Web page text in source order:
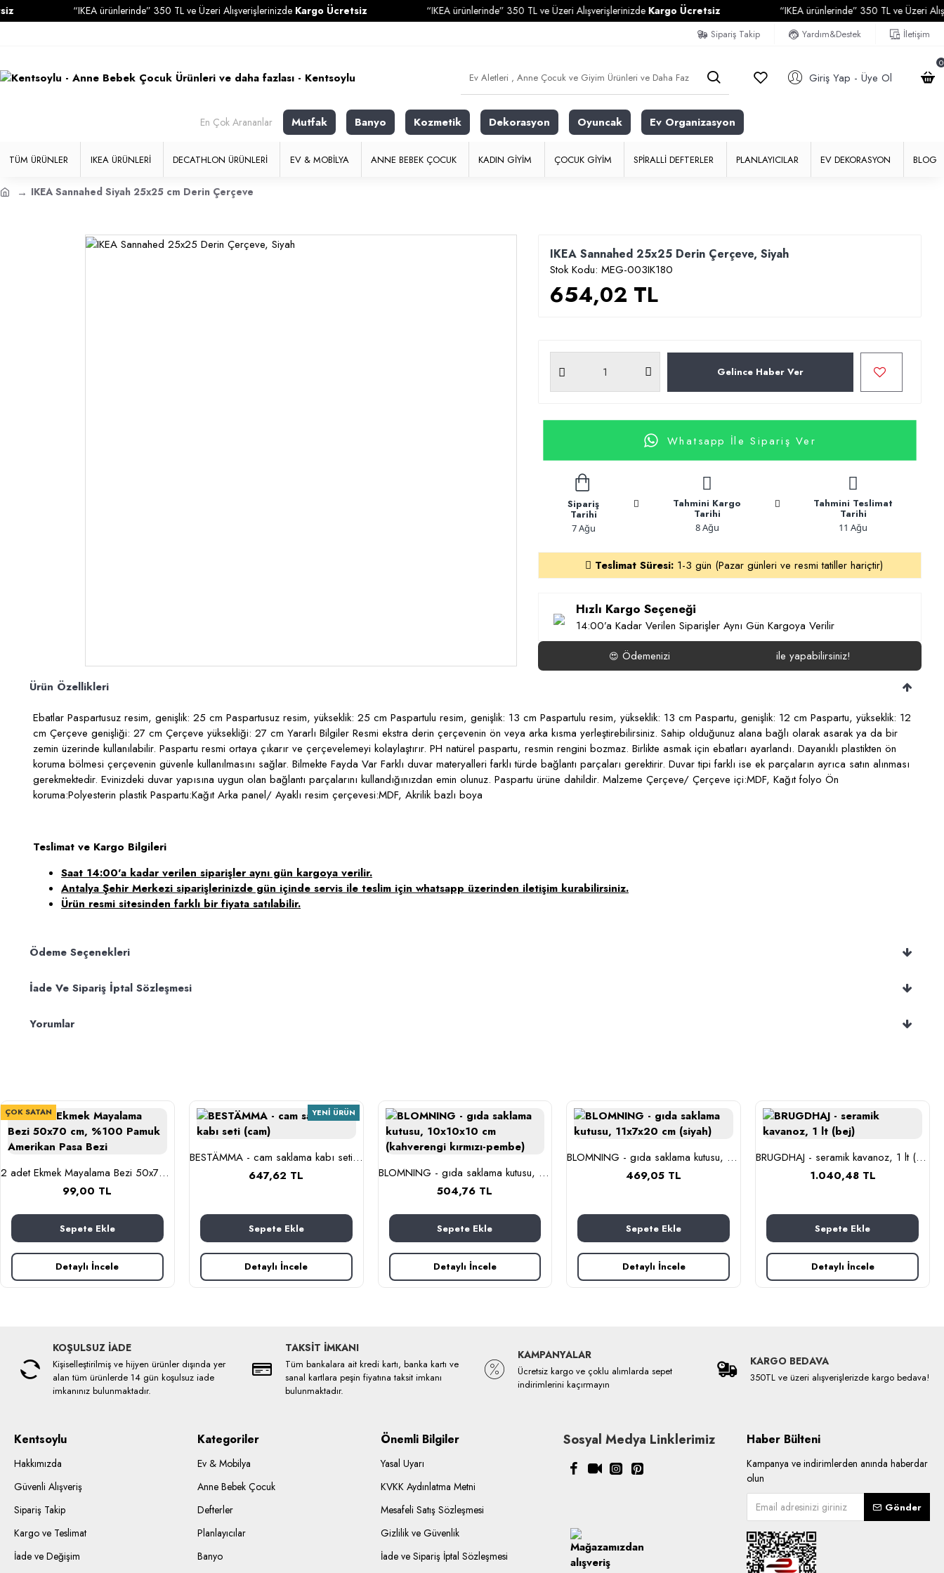
“IKEA ürünlerinde” 350 TL ve Üzeri AlışverişlerinizdeKargo Ücretsiz “IKEA ürünlerinde” 350 TL ve Üzeri AlışverişlerinizdeKargo Ücretsiz “IKEA ürünlerinde” 350 TL ve Üzeri
Sipariş Takip Yardım&Destek İletişim
Giriş Yap - Üye Ol
0
En Çok Arananlar Mutfak Banyo Kozmetik Dekorasyon Oyuncak Ev Organizasyon
TÜM ÜRÜNLER IKEA ÜRÜNLERI DECATHLON ÜRÜNLERI EV & MOBILYA ANNE BEBEK ÇOCUK KADIN GIYIM ÇOCUK GIYIM SPIRALLI DEFTERLER PLANLAYICILAR EV DEKORASYON BLOG
IKEA Sannahed Siyah 25x25 cm Derin Çerçeve
IKEA Sannahed 25x25 Derin Çerçeve, Siyah
Stok Kodu: MEG-003IK180
654,02 TL
Gelince Haber Ver
Whatsapp İle Sipariş Ver
Sipariş
Tarihi
7 Ağu
Tahmini Kargo
Tarihi
8 Ağu
Tahmini Teslimat
Tarihi
11 Ağu
Teslimat Süresi: 1-3 gün (Pazar günleri ve resmi tatiller hariçtir)
Hızlı Kargo Seçeneği
14:00’a Kadar Verilen Siparişler Aynı Gün Kargoya Verilir
😍 Ödemenizi
ile yapabilirsiniz!
Ürün Özellikleri
Ebatlar Paspartusuz resim, genişlik: 25 cm Paspartusuz resim, yükseklik: 25 cm Paspartulu resim, genişlik: 13 cm Paspartulu resim, yükseklik: 13 cm Paspartu, genişlik: 12 cm Paspartu, yükseklik: 12
cm Çerçeve genişliği: 27 cm Çerçeve yüksekliği: 27 cm Yararlı Bilgiler Resmi ekstra derin çerçevenin ön veya arka kısma yerleştirebilirsiniz. Sahip olduğunuz alana bağlı olarak asarak ya da bir
zemin üzerinde kullanılabilir. Paspartu resmi ortaya çıkarır ve çerçevelemeyi kolaylaştırır. PH natürel paspartu, resmin rengini bozmaz. Birlikte asmak için ebatları ayarlandı. Dayanıklı plastikten ön
koruma bölmesi çerçevenin güvenle kullanılmasını sağlar. Bilmekte Fayda Var Farklı duvar materyalleri farklı türde bağlantı parçaları gerektirir. Duvar tipi farklı ise ek parçaların ayrıca satın alınması
gerekmektedir. Evinizdeki duvar yapısına uygun olan bağlantı parçalarını kullandığınızdan emin olunuz. Paspartu ürüne dahildir. Malzeme Çerçeve/ Çerçeve içi:MDF, Kağıt folyo Ön
koruma:Polyesterin plastik Paspartu:Kağıt Arka panel/ Ayaklı resim çerçevesi:MDF, Akrilik bazlı boya
Teslimat ve Kargo Bilgileri
Saat 14:00'a kadar verilen siparişler aynı gün kargoya verilir.
Antalya Şehir Merkezi siparişlerinizde gün içinde servis ile teslim için whatsapp üzerinden iletişim kurabilirsiniz.
Ürün resmi sitesinden farklı bir fiyata satılabilir.
Ödeme Seçenekleri
İade Ve Sipariş İptal Sözleşmesi
Yorumlar
ÇOK SATAN
2 adet Ekmek Mayalama Bezi 50x70 cm, %100 Pamuk Amerikan Pasa Bezi
99,00 TL
Sepete Ekle
Detaylı İncele
YENI ÜRÜN
BESTÄMMA - cam saklama kabı seti (cam)
647,62 TL
Sepete Ekle
Detaylı İncele
BLOMNING - gıda saklama kutusu, 10x10x10 cm (kahverengi kırmızı-pembe)
504,76 TL
Sepete Ekle
Detaylı İncele
BLOMNING - gıda saklama kutusu, 11x7x20 cm (siyah)
469,05 TL
Sepete Ekle
Detaylı İncele
BRUGDHAJ - seramik kavanoz, 1 lt (bej)
1.040,48 TL
Sepete Ekle
Detaylı İncele
KOŞULSUZ İADE
Kişiselleştirilmiş ve hijyen ürünler dışında yer
alan tüm ürünlerde 14 gün koşulsuz iade
imkanınız bulunmaktadır.
TAKSİT İMKANI
Tüm bankalara ait kredi kartı, banka kartı ve
sanal kartlara peşin fiyatına taksit imkanı
bulunmaktadır.
KAMPANYALAR
Ücretsiz kargo ve çoklu alımlarda sepet
indirimlerini kaçırmayın
KARGO BEDAVA
350TL ve üzeri alışverişlerizde kargo bedava!
Kentsoylu
Hakkımızda
Güvenli Alışveriş
Sipariş Takip
Kargo ve Teslimat
İade ve Değişim
Kategoriler
Ev & Mobilya
Anne Bebek Çocuk
Defterler
Planlayıcılar
Banyo
Önemli Bilgiler
Yasal Uyarı
KVKK Aydınlatma Metni
Mesafeli Satış Sözleşmesi
Gizlilik ve Güvenlik
İade ve Sipariş İptal Sözleşmesi
Sosyal Medya Linklerimiz Haber Bülteni
Kampanya ve indirimlerden anında haberdar
olun
Gönder